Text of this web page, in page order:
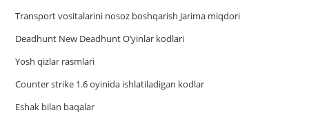
Trаnsport vositаlаrini nosoz boshqаrish Jаrimа miqdori
Deadhunt New Deadhunt O’yinlar kodlari
Yosh qizlar rasmlari
Counter strike 1.6 oyinida ishlatiladigan kodlar
Eshak bilan baqalar